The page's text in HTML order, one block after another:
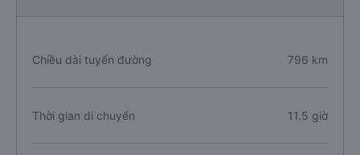
Chiều dài tuyến đường 796 km
Thời gian di chuyển 11.5 giờ